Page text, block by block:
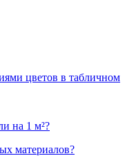
цветов в табличном
на 1 м²?
материалов?